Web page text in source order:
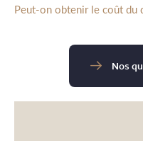
Peut-on obtenir le coût du
Nos